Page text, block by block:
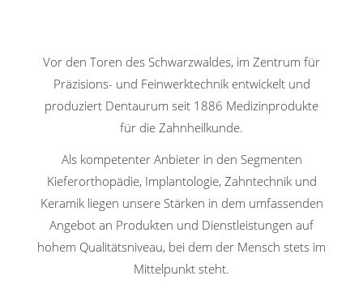
Vor den Toren des Schwarzwaldes, im Zentrum für
Präzisions- und Feinwerktechnik entwickelt und
produziert Dentaurum seit 1886 Medizinprodukte
für die Zahnheilkunde.
Als kompetenter Anbieter in den Segmenten
Kieferorthopädie, Implantologie, Zahntechnik und
Keramik liegen unsere Stärken in dem umfassenden
Angebot an Produkten und Dienstleistungen auf
hohem Qualitätsniveau, bei dem der Mensch stets im
Mittelpunkt steht.